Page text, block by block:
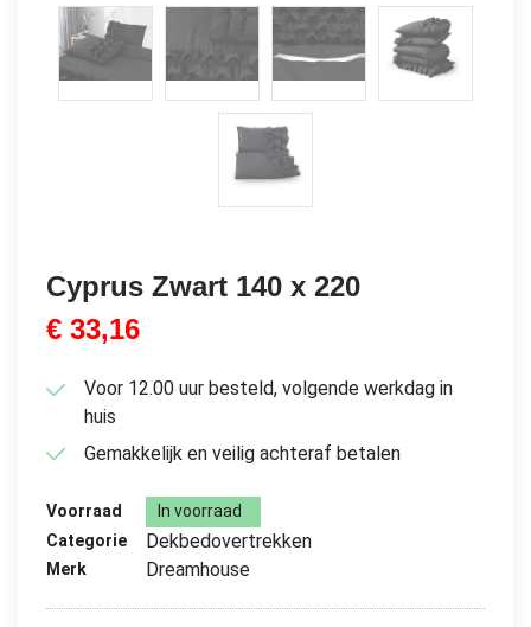
Cyprus Zwart 140 x 220
€ 33,16
Voor 12.00 uur besteld, volgende werkdag in
huis
Gemakkelijk en veilig achteraf betalen
Voorraad
In voorraad
Categorie
Dekbedovertrekken
Merk Dreamhouse